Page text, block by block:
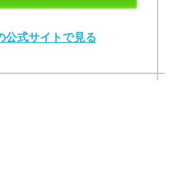
公式サイトで見る